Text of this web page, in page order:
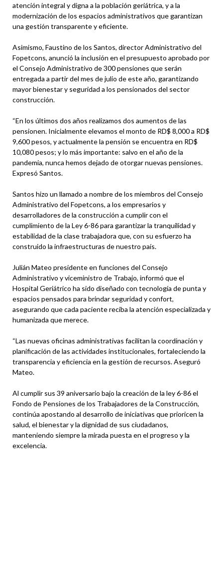
atención integral y digna a la población geriátrica, y a la
modernización de los espacios administrativos que garantizan
una gestión transparente y eficiente.
Asimismo, Faustino de los Santos, director Administrativo del
Fopetcons, anunció la inclusión en el presupuesto aprobado por
el Consejo Administrativo de 300 pensiones que serán
entregada a partir del mes de julio de este año, garantizando
mayor bienestar y seguridad a los pensionados del sector
construcción.
“En los últimos dos años realizamos dos aumentos de las
pensionen. Inicialmente elevamos el monto de RD$ 8,000 a RD$
9,600 pesos, y actualmente la pensión se encuentra en RD$
10,080 pesos; y lo más importante: salvo en el año de la
pandemia, nunca hemos dejado de otorgar nuevas pensiones.
Expresó Santos.
Santos hizo un llamado a nombre de los miembros del Consejo
Administrativo del Fopetcons, a los empresarios y
desarrolladores de la construcción a cumplir con el
cumplimiento de la Ley 6-86 para garantizar la tranquilidad y
estabilidad de la clase trabajadora que, con su esfuerzo ha
construido la infraestructuras de nuestro país.
Julián Mateo presidente en funciones del Consejo
Administrativo y viceministro de Trabajo, informó que el
Hospital Geriátrico ha sido diseñado con tecnología de punta y
espacios pensados para brindar seguridad y confort,
asegurando que cada paciente reciba la atención especializada y
humanizada que merece.
“Las nuevas oficinas administrativas facilitan la coordinación y
planificación de las actividades institucionales, fortaleciendo la
transparencia y eficiencia en la gestión de recursos. Aseguró
Mateo.
Al cumplir sus 39 aniversario bajo la creación de la ley 6-86 el
Fondo de Pensiones de los Trabajadores de la Construcción,
continúa apostando al desarrollo de iniciativas que prioricen la
salud, el bienestar y la dignidad de sus ciudadanos,
manteniendo siempre la mirada puesta en el progreso y la
excelencia.